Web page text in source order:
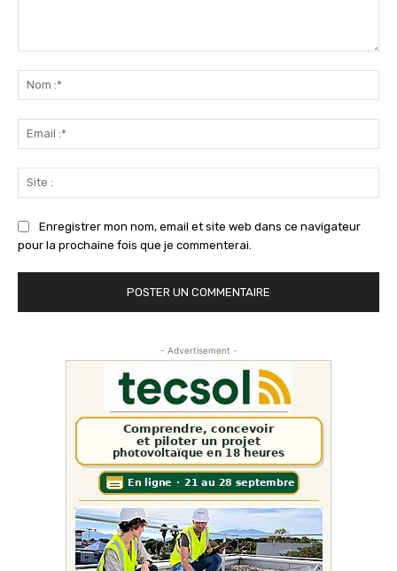
Enregistrer mon nom, email et site web dans ce navigateur
pour la prochaine fois que je commenterai.
- Advertisement -